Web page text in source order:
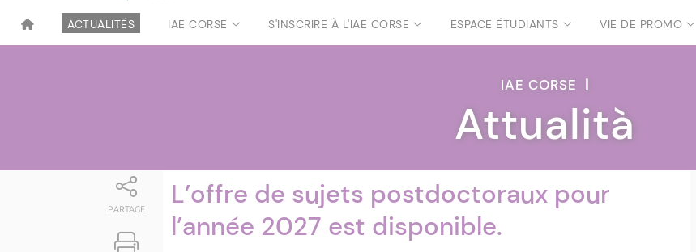
ACTUALITÉS IAE CORSE S'INSCRIRE À L'IAE CORSE ESPACE ÉTUDIANTS VIE DE PROMO
IAE CORSE |
Attualità
PARTAGE
L’offre de sujets postdoctoraux pour
l’année 2027 est disponible.